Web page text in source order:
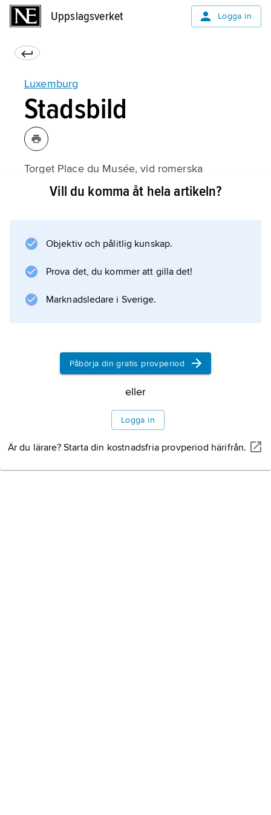
Uppslagsverket Logga in
Luxemburg
Stadsbild
Torget Place du Musée, vid romerska
korsvägar i den gamla stadens centrum,
1563, men ombyggdes på 1800-talet. Notre-
Dame är en sengotisk hallkyrka med delar
nygotik från
Information om artikeln
Vill du komma åt hela artikeln?
Objektiv och pålitlig kunskap.
Prova det, du kommer att gilla det!
Marknadsledare i Sverige.
Påbörja din gratis provperiod
eller
Logga in
Är du lärare? Starta din kostnadsfria provperiod härifrån.